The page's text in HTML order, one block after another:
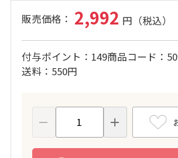
2,992
付与ポイント 149商品コード
送料
550円